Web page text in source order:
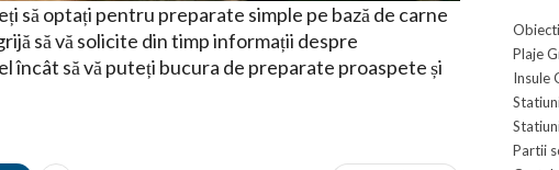
să optați pentru preparate simple pe bază de carne
să vă solicite din timp informații despre
să vă puteți bucura de preparate proaspete și
Plaje
Insule
Partii